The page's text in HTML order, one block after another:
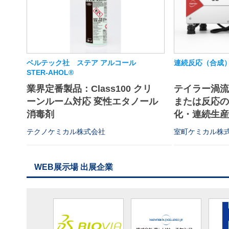
ベルテック社 ステア アルコール
STER-AHOL®
業界定番製品：Class100 クリ
ーンルーム対応 変性エタノール
消毒剤
テクノケミカル株式会社
連続反応（合成
テイラー渦
または反応
化・連続生
室町ケミカル株
WEB展示場 出展企業